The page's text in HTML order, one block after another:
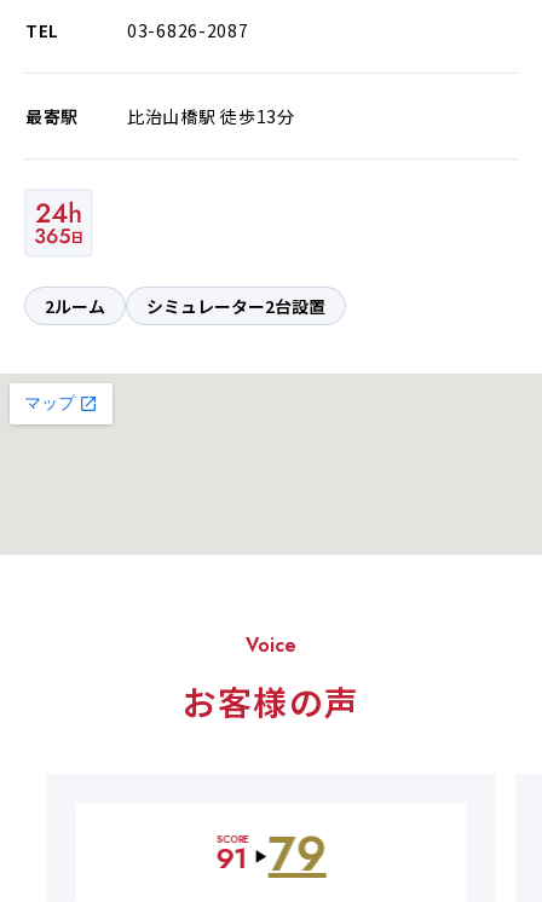
TEL 03-6826-2087
最寄駅 比治山橋駅 徒歩13分
2ルーム シミュレーター2台設置
Voice
お客様の声
SCORE
91 ▶79